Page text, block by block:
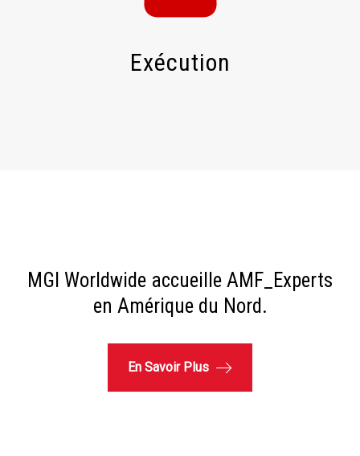
Exécution
MGI Worldwide accueille AMF_Experts
en Amérique du Nord.
En Savoir Plus